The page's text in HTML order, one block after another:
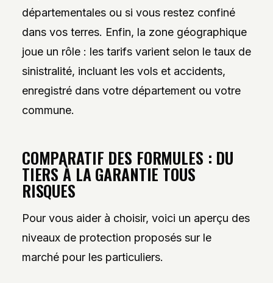
départementales ou si vous restez confiné
dans vos terres. Enfin, la zone géographique
joue un rôle : les tarifs varient selon le taux de
sinistralité, incluant les vols et accidents,
enregistré dans votre département ou votre
commune.
COMPARATIF DES FORMULES : DU
TIERS À LA GARANTIE TOUS
RISQUES
Pour vous aider à choisir, voici un aperçu des
niveaux de protection proposés sur le
marché pour les particuliers.